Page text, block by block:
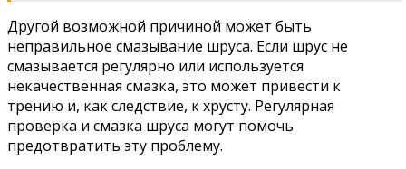
Другой возможной причиной может быть
неправильное смазывание шруса. Если шрус не
смазывается регулярно или используется
некачественная смазка, это может привести к
трению и, как следствие, к хрусту. Регулярная
проверка и смазка шруса могут помочь
предотвратить эту проблему.